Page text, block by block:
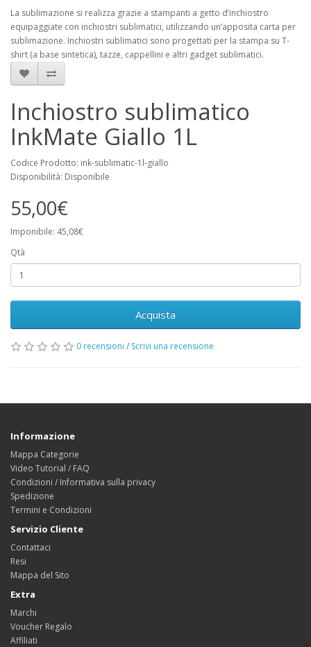
La sublimazione si realizza grazie a stampanti a getto d’inchiostro
equipaggiate con inchiostri sublimatici, utilizzando un’apposita carta per
sublimazione. Inchiostri sublimatici sono progettati per la stampa su T-
shirt (a base sintetica), tazze, cappellini e altri gadget sublimatici.
Inchiostro sublimatico
InkMate Giallo 1L
Codice Prodotto: ink-sublimatic-1l-giallo
Disponibilità: Disponibile
55,00€
Imponibile: 45,08€
Qtà
Acquista
0 recensioni / Scrivi una recensione
Informazione
Mappa Categorie
Video Tutorial / FAQ
Condizioni / Informativa sulla privacy
Spedizione
Termini e Condizioni
Servizio Cliente
Contattaci
Resi
Mappa del Sito
Extra
Marchi
Voucher Regalo
Affiliati